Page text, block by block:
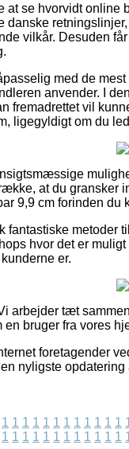
at se hvorvidt
danske
vilkår. Desuden
med de
anvender. I
fremadrettet vil
ligegyldigt om du
at du gransker
9,9 cm forinden du
fantastiske metoder
hvor det er
er.
arbejder tæt
bruger fra vores
foretagender
nyligste
1 1 1 1 1 1 1 1 1 1 1 1
1 1 1 1 1 1 1 1 1 1 1 1